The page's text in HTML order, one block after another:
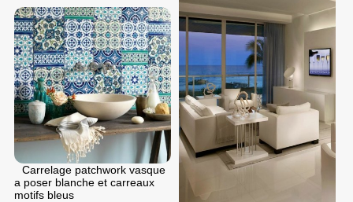
Carrelage patchwork vasque
a poser blanche et carreaux
motifs bleus